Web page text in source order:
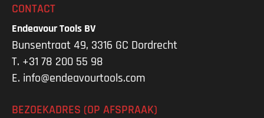
CONTACT
Endeavour Tools BV
Bunsentraat 49, 3316 GC Dordrecht
T. +31 78 200 55 98
E. info@endeavourtools.com
BEZOEKADRES (OP AFSPRAAK)